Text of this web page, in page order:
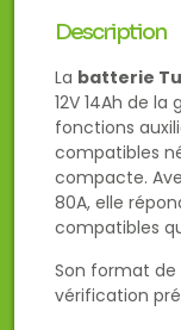
Description
La batterie
12V 14Ah de
fonctions
compatibles
compacte.
80A, elle
compatibles
Son format de
vérification